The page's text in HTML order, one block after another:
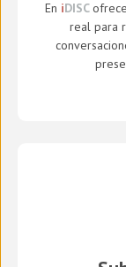
En iDISC
real para